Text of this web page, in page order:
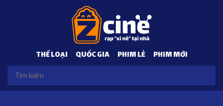
THỂ LOẠI QUỐC GIA PHIM LẺ PHIM MỚI